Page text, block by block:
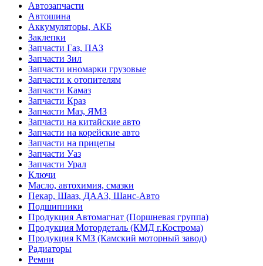
Автозапчасти
Автошина
Аккумуляторы, АКБ
Заклепки
Запчасти Газ, ПАЗ
Запчасти Зил
Запчасти иномарки грузовые
Запчасти к отопителям
Запчасти Камаз
Запчасти Краз
Запчасти Маз, ЯМЗ
Запчасти на китайские авто
Запчасти на корейские авто
Запчасти на прицепы
Запчасти Уаз
Запчасти Урал
Ключи
Масло, автохимия, смазки
Пекар, Шааз, ДААЗ, Шанс-Авто
Подшипники
Продукция Автомагнат (Поршневая группа)
Продукция Мотордеталь (КМД г.Кострома)
Продукция КМЗ (Камский моторный завод)
Радиаторы
Ремни